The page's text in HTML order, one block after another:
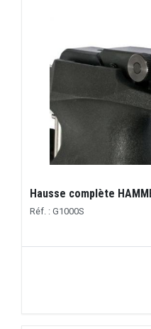
Hausse complète
Réf. : G1000S